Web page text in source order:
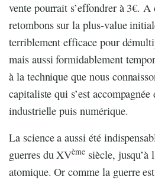
vente pourrait s’effondrer à 3€.
retombons sur la plus-value
terriblement efficace pour
mais aussi formidablement
à la technique que nous
capitaliste qui s’est
industrielle puis numérique.
La science a aussi été
guerres du XVème siècle, jusqu’à
atomique. Or comme la guerre